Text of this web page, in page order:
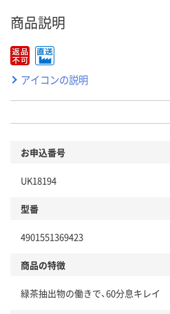
商品説明
アイコンの説明
お申込番号
UK18194
型番
4901551369423
商品の特徴
緑茶抽出物の働きで、60分息キレイ